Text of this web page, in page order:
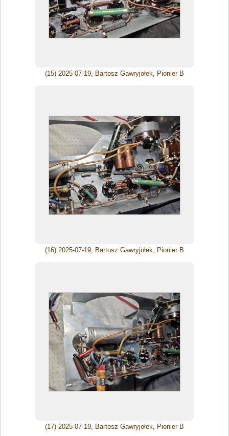
(15) 2025-07-19, Bartosz Gawryjołek, Pionier B
(16) 2025-07-19, Bartosz Gawryjołek, Pionier B
(17) 2025-07-19, Bartosz Gawryjołek, Pionier B